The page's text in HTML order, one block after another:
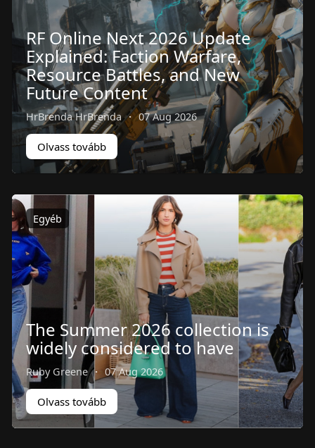
RF Online Next 2026 Update
Explained: Faction Warfare,
Resource Battles, and New
Future Content
HrBrenda HrBrenda · 07 Aug 2026
Olvass tovább
Egyéb
The Summer 2026 collection is
widely considered to have
Ruby Greene · 07 Aug 2026
Olvass tovább